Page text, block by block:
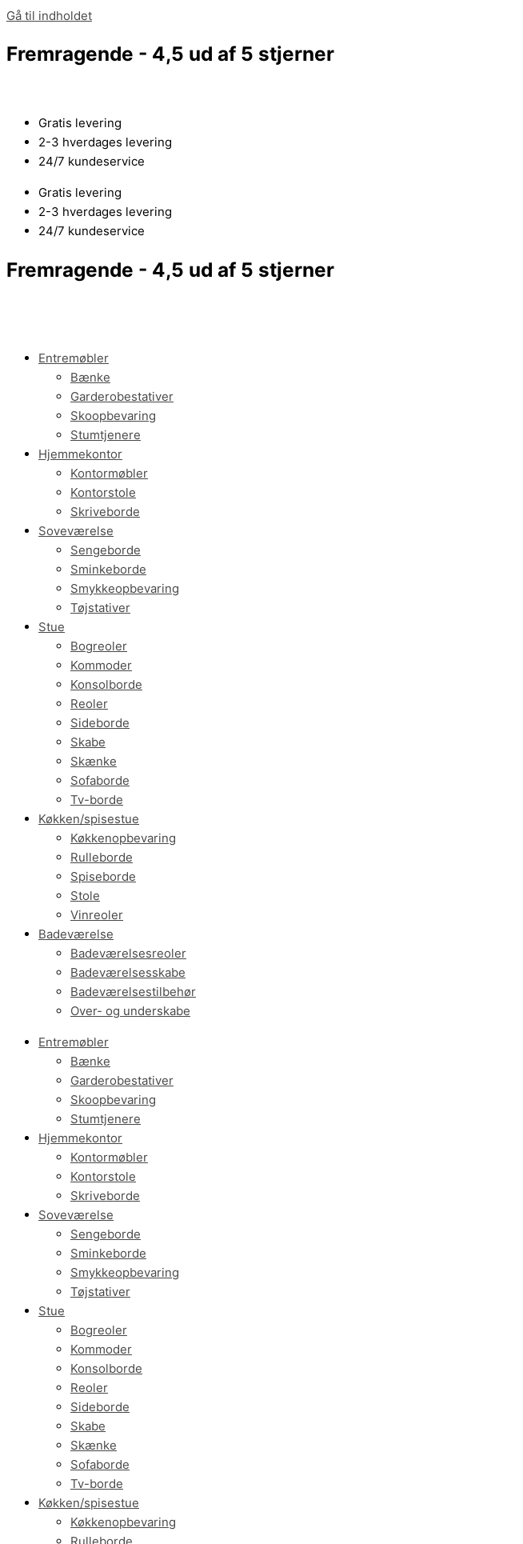
Gå til indholdet
Fremragende - 4,5 ud af 5 stjerner
Gratis levering
2-3 hverdages levering
24/7 kundeservice
Gratis levering
2-3 hverdages levering
24/7 kundeservice
Fremragende - 4,5 ud af 5 stjerner
Entremøbler
Bænke
Garderobestativer
Skoopbevaring
Stumtjenere
Hjemmekontor
Kontormøbler
Kontorstole
Skriveborde
Soveværelse
Sengeborde
Sminkeborde
Smykkeopbevaring
Tøjstativer
Stue
Bogreoler
Kommoder
Konsolborde
Reoler
Sideborde
Skabe
Skænke
Sofaborde
Tv-borde
Køkken/spisestue
Køkkenopbevaring
Rulleborde
Spiseborde
Stole
Vinreoler
Badeværelse
Badeværelsesreoler
Badeværelsesskabe
Badeværelsestilbehør
Over- og underskabe
Entremøbler
Bænke
Garderobestativer
Skoopbevaring
Stumtjenere
Hjemmekontor
Kontormøbler
Kontorstole
Skriveborde
Soveværelse
Sengeborde
Sminkeborde
Smykkeopbevaring
Tøjstativer
Stue
Bogreoler
Kommoder
Konsolborde
Reoler
Sideborde
Skabe
Skænke
Sofaborde
Tv-borde
Køkken/spisestue
Køkkenopbevaring